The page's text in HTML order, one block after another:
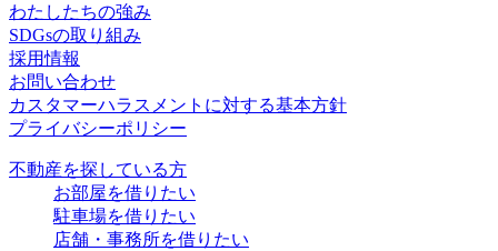
わたしたちの強み
SDGsの取り組み
採用情報
お問い合わせ
カスタマーハラスメントに対する基本方針
プライバシーポリシー
不動産を探している方
お部屋を借りたい
駐車場を借りたい
店舗・事務所を借りたい